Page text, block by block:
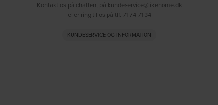
Kontakt os på chatten, på kundeservice@likehome.dk
eller ring til os på tlf. 71 74 71 34
KUNDESERVICE OG INFORMATION